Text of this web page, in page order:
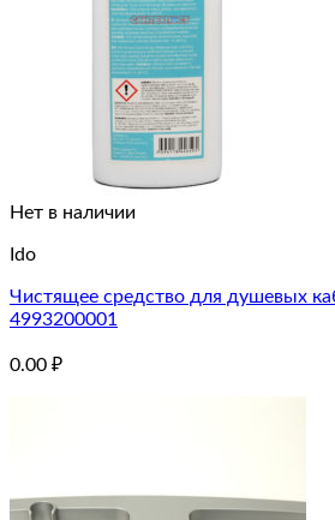
Нет в наличии
Ido
Чистящее средство для душевых
4993200001
0.00 ₽